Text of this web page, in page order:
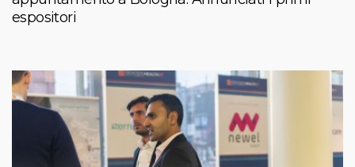
espositori